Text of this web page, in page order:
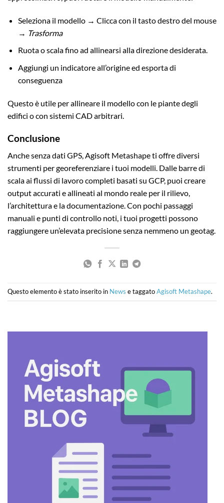
Seleziona il modello → Clicca con il tasto destro del mouse
→ Trasforma
Ruota o scala fino ad allinearsi alla direzione desiderata.
Aggiungi un indicatore all’origine ed esporta di
conseguenza
Questo è utile per allineare il modello con le piante degli
edifici o con sistemi CAD arbitrari.
Conclusione
Anche senza dati GPS, Agisoft Metashape ti offre diversi
strumenti per georeferenziare i tuoi modelli. Dalle barre di
scala ai flussi di lavoro completi basati su GCP, puoi creare
output accurati e allineati al mondo reale per il rilievo,
l’architettura e la documentazione. Con pochi passaggi
manuali e punti di controllo noti, i tuoi progetti possono
raggiungere un’elevata precisione senza nemmeno un geotag.
Questo elemento è stato inserito in News e taggatoAgisoft Metashape.